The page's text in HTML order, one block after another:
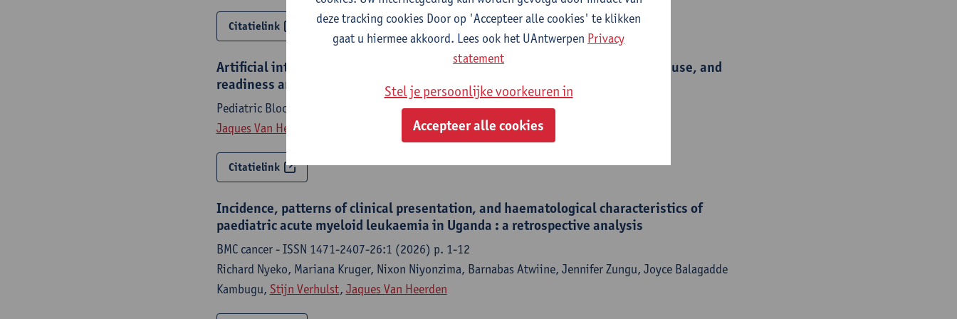
Citatielink
Artificial intelligence in pediatric oncology in Africa : a survey of awareness, use, and
readiness amongst healthcare workers
Pediatric Blood and Cancer - ISSN 1545-5009-73:6 (2026) p. 1-10
Jaques Van Heerden
, Lara Sandri, Jennifer Geel
Citatielink
Incidence, patterns of clinical presentation, and haematological characteristics of
paediatric acute myeloid leukaemia in Uganda : a retrospective analysis
BMC cancer - ISSN 1471-2407-26:1 (2026) p. 1-12
Richard Nyeko, Mariana Kruger, Nixon Niyonzima, Barnabas Atwiine, Jennifer Zungu, Joyce Balagadde
Kambugu, Stijn Verhulst, Jaques Van Heerden
deze tracking cookies Door op 'Accepteer alle cookies' te klikken
gaat u hiermee akkoord. Lees ook het UAntwerpen Privacy
statement
Stel je persoonlijke voorkeuren in
Accepteer alle cookies